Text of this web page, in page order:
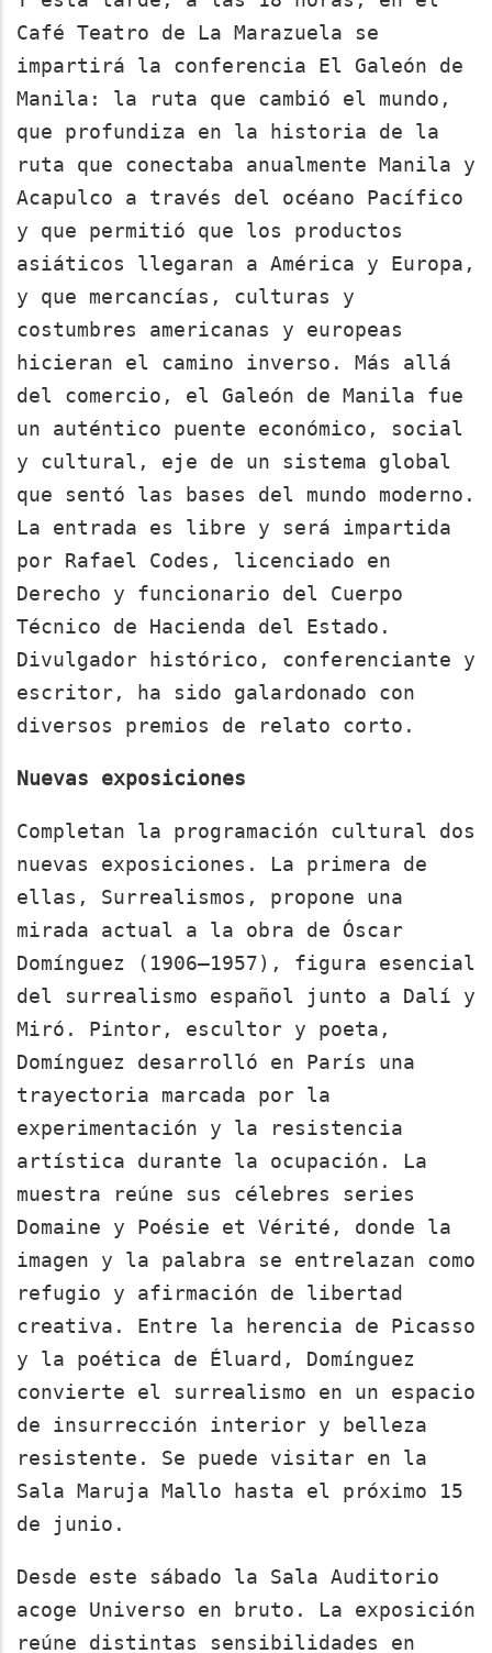
Café Teatro de La Marazuela se
impartirá la conferencia El Galeón de
Manila: la ruta que cambió el mundo,
que profundiza en la historia de la
ruta que conectaba anualmente Manila y
Acapulco a través del océano Pacífico
y que permitió que los productos
asiáticos llegaran a América y Europa,
y que mercancías, culturas y
costumbres americanas y europeas
hicieran el camino inverso. Más allá
del comercio, el Galeón de Manila fue
un auténtico puente económico, social
y cultural, eje de un sistema global
que sentó las bases del mundo moderno.
La entrada es libre y será impartida
por Rafael Codes, licenciado en
Derecho y funcionario del Cuerpo
Técnico de Hacienda del Estado.
Divulgador histórico, conferenciante y
escritor, ha sido galardonado con
diversos premios de relato corto.
Nuevas exposiciones
Completan la programación cultural dos
nuevas exposiciones. La primera de
ellas, Surrealismos, propone una
mirada actual a la obra de Óscar
Domínguez (1906–1957), figura esencial
del surrealismo español junto a Dalí y
Miró. Pintor, escultor y poeta,
Domínguez desarrolló en París una
trayectoria marcada por la
experimentación y la resistencia
artística durante la ocupación. La
muestra reúne sus célebres series
Domaine y Poésie et Vérité, donde la
imagen y la palabra se entrelazan como
refugio y afirmación de libertad
creativa. Entre la herencia de Picasso
y la poética de Éluard, Domínguez
convierte el surrealismo en un espacio
de insurrección interior y belleza
resistente. Se puede visitar en la
Sala Maruja Mallo hasta el próximo 15
de junio.
Desde este sábado la Sala Auditorio
acoge Universo en bruto. La exposición
reúne distintas sensibilidades en